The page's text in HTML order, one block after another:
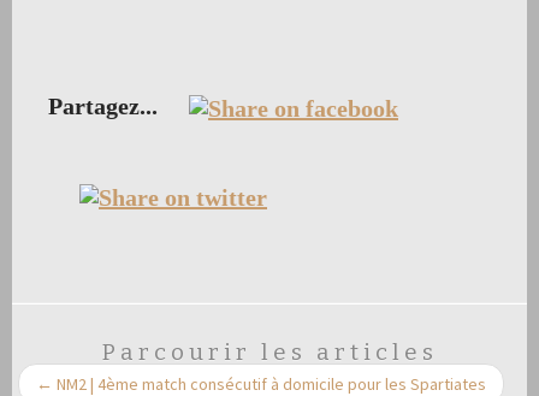
Partagez...
Parcourir les articles
← NM2 | 4ème match consécutif à domicile pour les Spartiates